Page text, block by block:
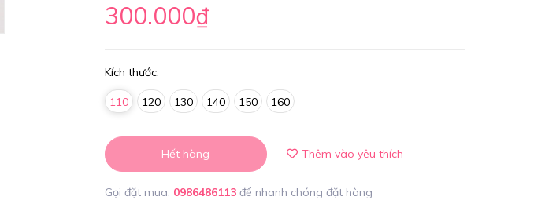
300.000₫
Kích thước:
110 120 130 140 150 160
Hết hàng Thêm vào yêu thích
Gọi đặt mua: 0986486113 để nhanh chóng đặt hàng